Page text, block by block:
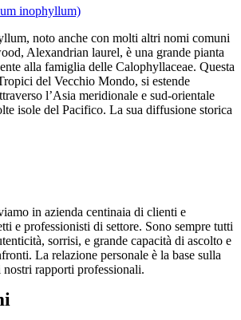
noto anche con molti altri nomi comuni
Alexandrian laurel, è una grande pianta
alla famiglia delle Calophyllaceae. Questa
del Vecchio Mondo, si estende
l’Asia meridionale e sud-orientale
isole del Pacifico. La sua diffusione storica
in azienda centinaia di clienti e
e professionisti di settore. Sono sempre tutti
sorrisi, e grande capacità di ascolto e
La relazione personale è la base sulla
rapporti professionali.